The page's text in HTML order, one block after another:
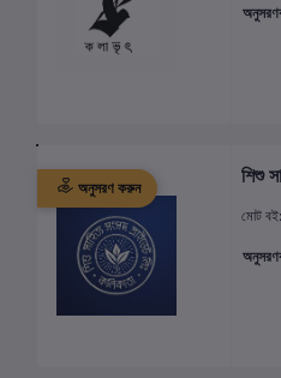
অনুসরণ করুন শিশু
মোট